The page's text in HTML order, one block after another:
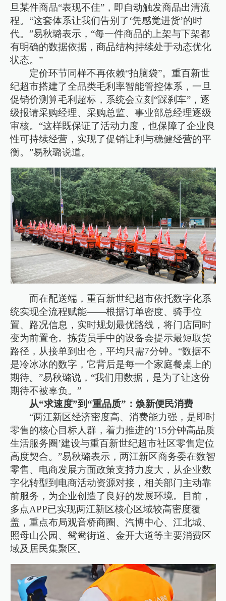
旦某件商品“表现不佳”，即自动触发商品出清流
程。“这套体系让我们告别了‘凭感觉进货’的时
代。”易秋璐表示，“每一件商品的上架与下架都
有明确的数据依据，商品结构持续处于动态优化
状态。”
定价环节同样不再依赖“拍脑袋”。重百新世
纪超市搭建了全品类毛利率智能管控体系，一旦
促销价测算毛利超标，系统会立刻“踩刹车”，逐
级报请采购经理、采购总监、事业部总经理逐级
审核。“这样既保证了活动力度，也保障了企业良
性可持续经营，实现了促销让利与稳健经营的平
衡。”易秋璐说道。
而在配送端，重百新世纪超市依托数字化系
统实现全流程赋能——根据订单密度、骑手位
置、路况信息，实时规划最优路线，将门店同时
变为前置仓。拣货员手中的设备会提示最短取货
路径，从接单到出仓，平均只需7分钟。“数据不
是冷冰冰的数字，它背后是每一个家庭餐桌上的
期待。”易秋璐说，“我们用数据，是为了让这份
期待不被辜负。”
从“求速度”到“重品质”：焕新便民消费
“两江新区经济密度高、消费能力强，是即时
零售的核心目标人群，着力推进的‘15分钟高品质
生活服务圈’建设与重百新世纪超市社区零售定位
高度契合。”易秋璐表示，两江新区商务委在数智
零售、电商发展方面政策支持力度大，从企业数
字化转型到电商活动资源对接，相关部门主动靠
前服务，为企业创造了良好的发展环境。目前，
多点APP已实现两江新区核心区域较高密度覆
盖，重点布局观音桥商圈、汽博中心、江北城、
照母山公园、鸳鸯街道、金开大道等主要消费区
域及居民集聚区。